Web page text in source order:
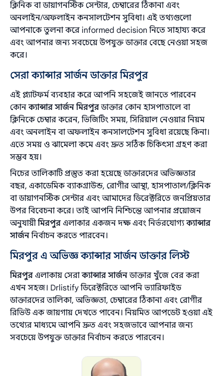
ক্লিনিক বা ডায়াগনস্টিক সেন্টার, চেম্বারের ঠিকানা এবং
অনলাইন/অফলাইন কনসালটেশন সুবিধা। এই তথ্যগুলো
আপনাকে তুলনা করে informed decision নিতে সাহায্য করে
এবং আপনার জন্য সবচেয়ে উপযুক্ত ডাক্তার বেছে নেওয়া সহজ
করে।
সেরা ক্যান্সার সার্জন ডাক্তার মিরপুর
এই প্ল্যাটফর্ম ব্যবহার করে আপনি সহজেই জানতে পারবেন
কোনক্যান্সার সার্জন মিরপুরডাক্তার কোন হাসপাতালে বা
ক্লিনিকে চেম্বার করেন, ভিজিটিং সময়, সিরিয়াল নেওয়ার নিয়ম
এবং অনলাইন বা অফলাইন কনসালটেশন সুবিধা রয়েছে কিনা।
এতে সময় ও ঝামেলা কমে এবং দ্রুত সঠিক চিকিৎসা গ্রহণ করা
সম্ভব হয়।
নিচের তালিকাটি প্রস্তুত করা হয়েছে ডাক্তারদের অভিজ্ঞতার
বছর, একাডেমিক ব্যাকগ্রাউন্ড, রোগীর আস্থা, হাসপাতাল/ক্লিনিক
বা ডায়াগনস্টিক সেন্টার এবং আমাদের ডিরেক্টরিতে জনপ্রিয়তার
‍উপর বিবেচনা করে। তাই আপনি নিশ্চিন্তে আপনার প্রয়োজন
অনুযায়ীমিরপুর এলাকার একজন দক্ষ এবং নির্ভরযোগ্যক্যান্সার
সার্জননির্বাচন করতে পারবেন।
মিরপুর এ অভিজ্ঞ ক্যান্সার সার্জন ডাক্তার লিস্ট
মিরপুর এলাকায় সেরাক্যান্সার সার্জনডাক্তার খুঁজে বের করা
এখন সহজ। Drlistify ডিরেক্টরিতে আপনি ভ্যারিফাইড
ডাক্তারদের তালিকা, অভিজ্ঞতা, চেম্বারের ঠিকানা এবং রোগীর
রিভিউ এক জায়গায় দেখতে পাবেন। নিয়মিত আপডেট হওয়া এই
তথ্যের মাধ্যমে আপনি দ্রুত এবং সহজভাবে আপনার জন্য
সবচেয়ে উপযুক্ত ডাক্তার নির্বাচন করতে পারবেন।